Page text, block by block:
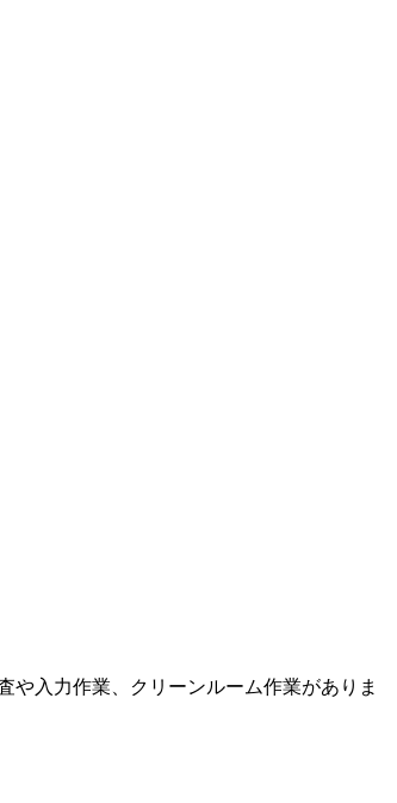
入力作業、クリーンルーム作業がありま